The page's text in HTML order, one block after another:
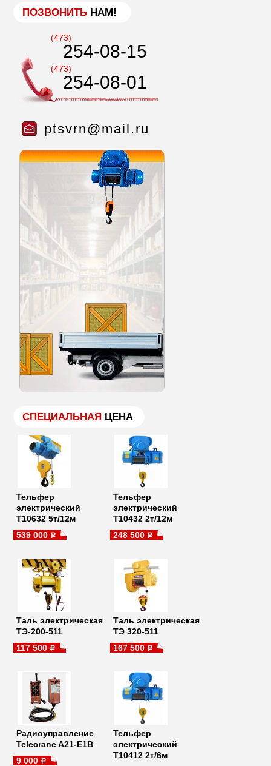
ПОЗВОНИТЬ НАМ!
(473)
254-08-15
(473)
254-08-01
ptsvrn@mail.ru
СПЕЦИАЛЬНАЯ ЦЕНА
Тельфер
электрический
Т10632 5т/12м
539 000 a
Тельфер
электрический
Т10432 2т/12м
248 500 a
Таль электрическая
ТЭ-200-511
117 500 a
Таль электрическая
ТЭ 320-511
167 500 a
Радиоуправление
Telecrane A21-E1B
9 000 a
Тельфер
электрический
Т10412 2т/6м